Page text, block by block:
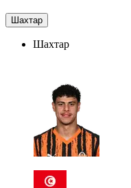
Шахтар
Шахтар